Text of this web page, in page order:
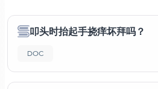
叩头时抬起手挠痒坏拜吗？
DOC